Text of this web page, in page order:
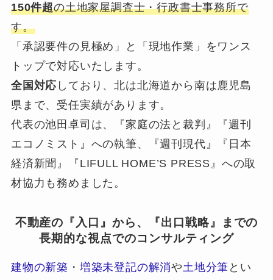
150件超の土地家屋調査士・行政書士事務所で
す。
「承認要件の見極め」と「現地作業」をワンス
トップで対応いたします。
全国対応 しており、北は北海道から南は鹿児島
県まで、受任実績があります。
代表の池田卓司は、『家庭の法と裁判』『週刊
エコノミスト』への執筆、『週刊現代』『日本
経済新聞』『LIFULL HOME’S PRESS』への取
材協力も務めました。
不動産の『入口』から、『出口戦略』までの
長期的な視点でのコンサルティング
建物の新築 ・ 増築未登記の解消や土地分筆 とい